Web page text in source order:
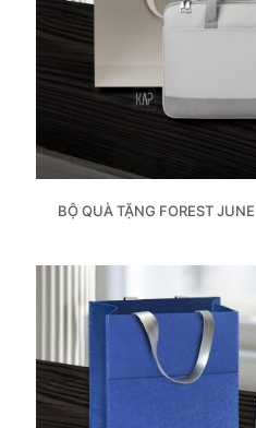
BỘ QUÀ TẶNG FOREST JUNE